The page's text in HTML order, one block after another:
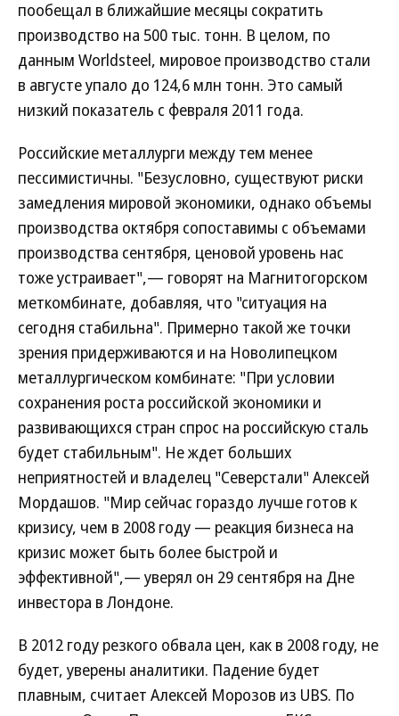
пообещал в ближайшие месяцы сократить
производство на 500 тыс. тонн. В целом, по
данным Worldsteel, мировое производство стали
в августе упало до 124,6 млн тонн. Это самый
низкий показатель с февраля 2011 года.
Российские металлурги между тем менее
пессимистичны. "Безусловно, существуют риски
замедления мировой экономики, однако объемы
производства октября сопоставимы с объемами
производства сентября, ценовой уровень нас
тоже устраивает",— говорят на Магнитогорском
меткомбинате, добавляя, что "ситуация на
сегодня стабильна". Примерно такой же точки
зрения придерживаются и на Новолипецком
металлургическом комбинате: "При условии
сохранения роста российской экономики и
развивающихся стран спрос на российскую сталь
будет стабильным". Не ждет больших
неприятностей и владелец "Северстали" Алексей
Мордашов. "Мир сейчас гораздо лучше готов к
кризису, чем в 2008 году — реакция бизнеса на
кризис может быть более быстрой и
эффективной",— уверял он 29 сентября на Дне
инвестора в Лондоне.
В 2012 году резкого обвала цен, как в 2008 году, не
будет, уверены аналитики. Падение будет
плавным, считает Алексей Морозов из UBS. По